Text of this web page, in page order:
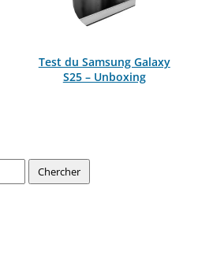
Test du Samsung Galaxy
S25 – Unboxing